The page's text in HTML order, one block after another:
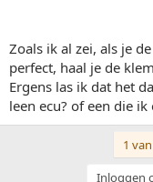
Zoals ik al zei, als je
perfect, haal je de
Ergens las ik dat het
leen ecu? of een die
1
Inloggen